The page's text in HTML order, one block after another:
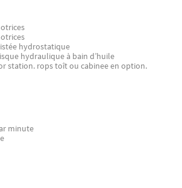
hydrostatique
hydraulique à bain d’huile
station. rops toît ou cabinee en option.
minute